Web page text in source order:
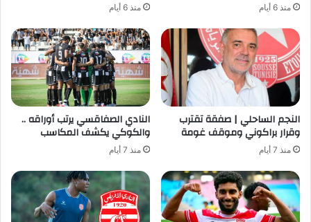
منذ 6 أيام منذ 6 أيام
النجم الساحلي | صفقة تقترب
وقرار براكوني وموقف غومة
منذ 7 أيام
النادي الصفاقسي يرتب أوراقه ..
والكوكي يكشف المكاسب
منذ 7 أيام